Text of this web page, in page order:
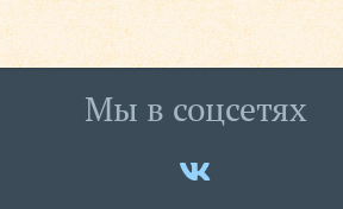
Мы в соцсетях